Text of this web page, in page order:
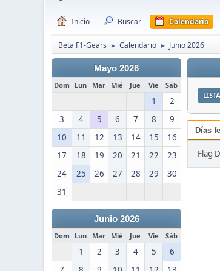
Inicio Buscar Calendario
Beta F1-Gears ► Calendario ► Junio 2026
Mayo 2026
Dom Lun Mar Mié Jue Vie Sáb
1
2
3
4 5 6 7 8
9
10
11 12 13 14 15
16
17
18 19 20 21 22
23
24
25 26 27 28 29
30
31
Junio 2026
Dom Lun Mar Mié Jue Vie Sáb
1 2 3 4 5
6
LISTA
Días
Flag